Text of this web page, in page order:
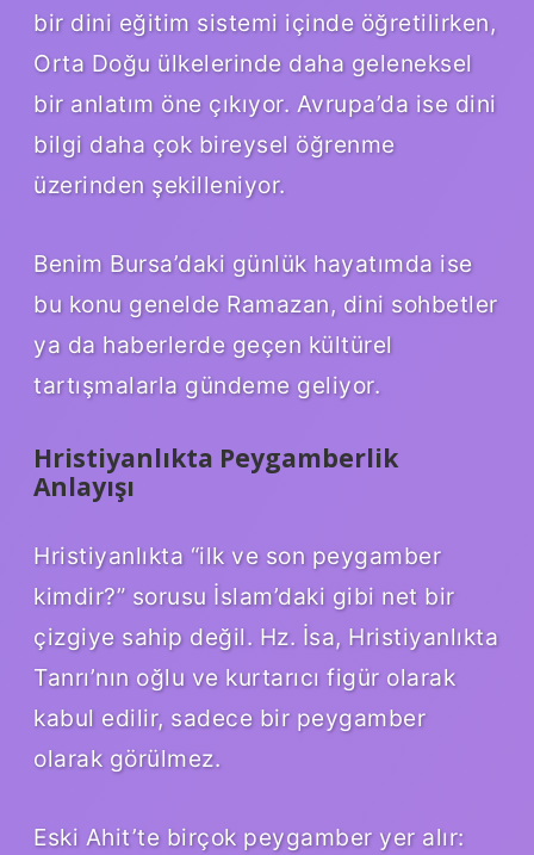
bir dini eğitim sistemi içinde öğretilirken,
Orta Doğu ülkelerinde daha geleneksel
bir anlatım öne çıkıyor. Avrupa’da ise dini
bilgi daha çok bireysel öğrenme
üzerinden şekilleniyor.
Benim Bursa’daki günlük hayatımda ise
bu konu genelde Ramazan, dini sohbetler
ya da haberlerde geçen kültürel
tartışmalarla gündeme geliyor.
Hristiyanlıkta Peygamberlik
Anlayışı
Hristiyanlıkta “ilk ve son peygamber
kimdir?” sorusu İslam’daki gibi net bir
çizgiye sahip değil. Hz. İsa, Hristiyanlıkta
Tanrı’nın oğlu ve kurtarıcı figür olarak
kabul edilir, sadece bir peygamber
olarak görülmez.
Eski Ahit’te birçok peygamber yer alır: